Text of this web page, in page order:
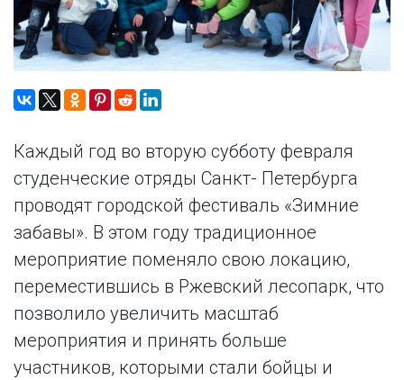
Каждый год во вторую субботу февраля
студенческие отряды Санкт- Петербурга
проводят городской фестиваль «Зимние
забавы». В этом году традиционное
мероприятие поменяло свою локацию,
переместившись в Ржевский лесопарк, что
позволило увеличить масштаб
мероприятия и принять больше
участников, которыми стали бойцы и